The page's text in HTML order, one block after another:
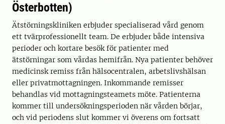
Österbotten)
Ätstörningskliniken erbjuder specialiserad vård genom
ett tvärprofessionellt team. De erbjuder både intensiva
perioder och kortare besök för patienter med
ätstörningar som vårdas hemifrån. Nya patienter behöver
medicinsk remiss från hälsocentralen, arbetslivshälsan
eller privatmottagningen. Inkommande remisser
behandlas vid mottagningsteamets möte. Patienterna
kommer till undersökningsperioden när vården börjar,
och vid periodens slut kommer vi överens om fortsatt